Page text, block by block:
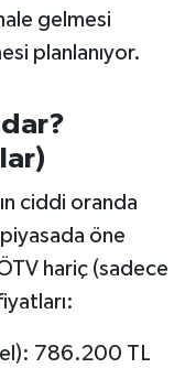
gelmesi
planlanıyor.
ciddi oranda
öne
hariç (sadece
786.200 TL